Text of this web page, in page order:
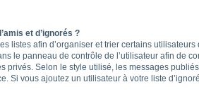
et d’ignorés ?
listes afin d’organiser et trier certains
le panneau de contrôle de l’utilisateur afin de
privés. Selon le style utilisé, les messages
Si vous ajoutez un utilisateur à votre liste